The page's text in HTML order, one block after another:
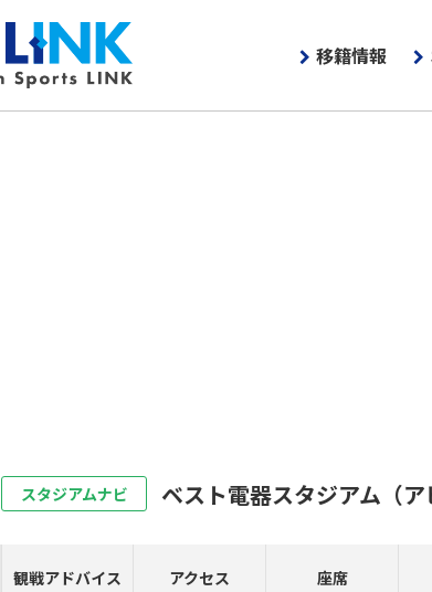
移籍情報
スタジアムナビ ベスト電器スタジアム （
観戦アドバイス アクセス 座席